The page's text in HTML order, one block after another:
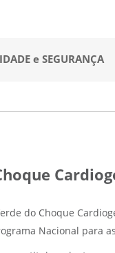
e SEGURANÇA
do Choque
Nacional para